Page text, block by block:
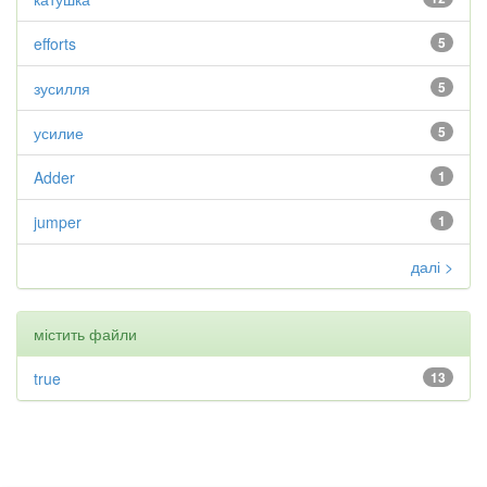
5
efforts
5
зусилля
5
усилие
1
Adder
1
jumper
далі >
містить файли
13
true